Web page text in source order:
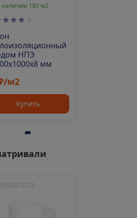
наличии 180 м2
0
НПЭ
мм
м2
Купить
00012122